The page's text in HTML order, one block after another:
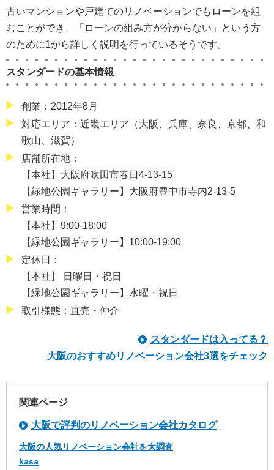
古いマンションや戸建てのリノベーションでもローンを組
むことができ、「ローンの組み方が分からない」という方
のために1から詳しく説明を行っているそうです。
スタンダードの基本情報
創業：2012年8月
対応エリア：近畿エリア（大阪、兵庫、奈良、京都、和
歌山、滋賀）
店舗所在地：
【本社】大阪府吹田市春日4-13-15
【緑地公園ギャラリー】大阪府豊中市寺内2-13-5
営業時間：
【本社】9:00-18:00
【緑地公園ギャラリー】10:00-19:00
定休日：
【本社】 日曜日・祝日
【緑地公園ギャラリー】水曜・祝日
取引様態：直売・仲介
スタンダードは入ってる？
大阪のおすすめリノベーション会社3選をチェック
関連ページ
大阪で評判のリノベーション会社カタログ
大阪の人気リノベーション会社を大調査
kasa